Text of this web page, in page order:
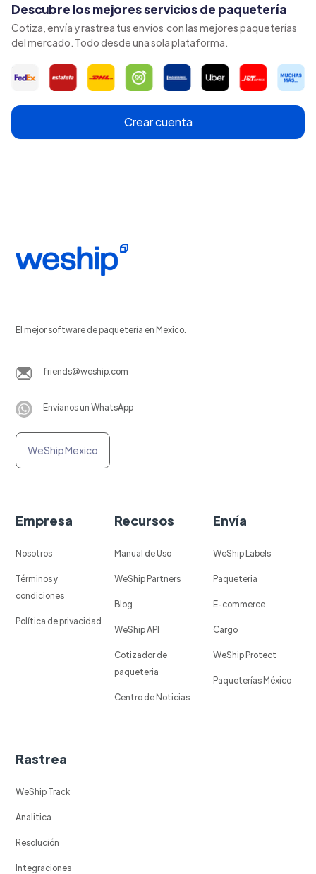
Descubre los mejores servicios de paquetería
Cotiza, envía y rastrea tus envíos con las mejores paqueterías
del mercado. Todo desde una sola plataforma.
Crear cuenta
El mejor software de paquetería en Mexico.
friends@weship.com
Envíanos un WhatsApp
WeShip Mexico
Empresa
Nosotros
Términos y
condiciones
Política de privacidad
Recursos
Manual de Uso
WeShip Partners
Blog
WeShip API
Cotizador de
paqueteria
Centro de Noticias
Envía
WeShip Labels
Paqueteria
E-commerce
Cargo
WeShip Protect
Paqueterías México
Rastrea
WeShip Track
Analitica
Resolución
Integraciones